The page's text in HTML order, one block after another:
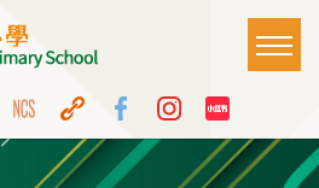
Top
Media
Icon
Language
switcher
Main